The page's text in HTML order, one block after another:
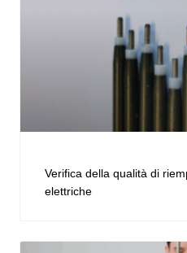
Verifica della qualità di
elettriche